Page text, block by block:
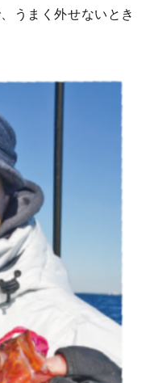
うまく外せないとき